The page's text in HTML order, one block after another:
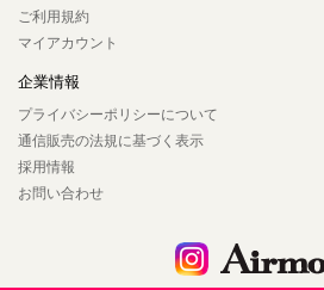
ご利用規約
マイアカウント
企業情報
プライバシーポリシーについて
通信販売の法規に基づく表示
採用情報
お問い合わせ